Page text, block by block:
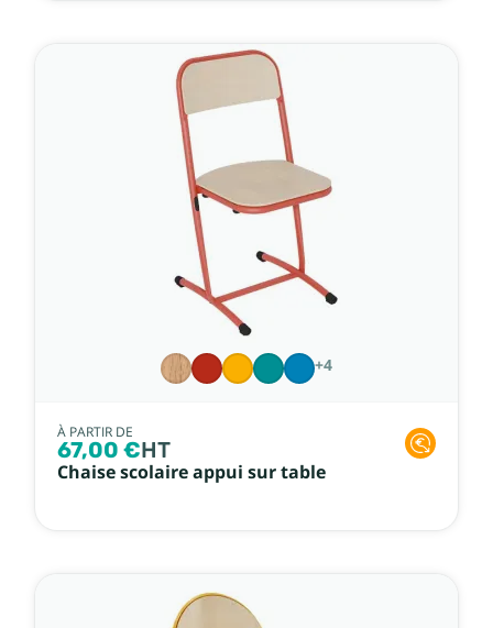
+4
À PARTIR DE
67,00 €HT
Chaise scolaire appui sur table